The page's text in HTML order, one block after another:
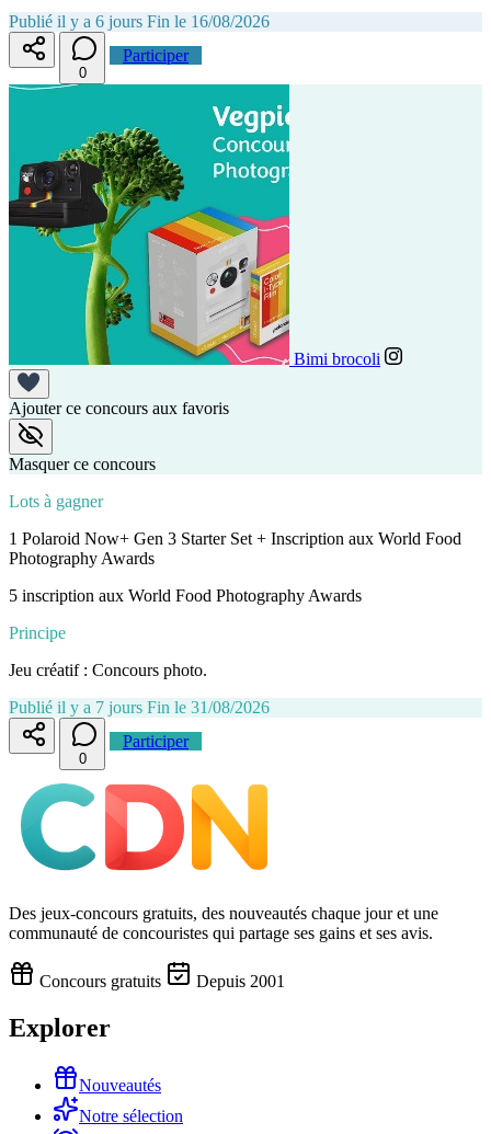
Publié il y a 6 jours Fin le 16/08/2026
0
Participer
Bimi brocoli
Ajouter ce concours aux favoris
Masquer ce concours
Lots à gagner
1 Polaroid Now+ Gen 3 Starter Set + Inscription aux World Food
Photography Awards
5 inscription aux World Food Photography Awards
Principe
Jeu créatif : Concours photo.
Publié il y a 7 jours Fin le 31/08/2026
0
Participer
Des jeux-concours gratuits, des nouveautés chaque jour et une
communauté de concouristes qui partage ses gains et ses avis.
Concours gratuits Depuis 2001
Explorer
Nouveautés
Notre sélection